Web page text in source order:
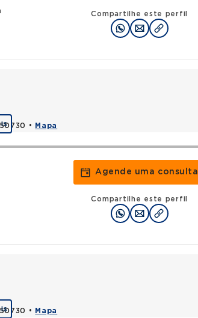
Compartilhe este perfil
• Mapa
Agende uma consulta
Compartilhe este perfil
• Mapa